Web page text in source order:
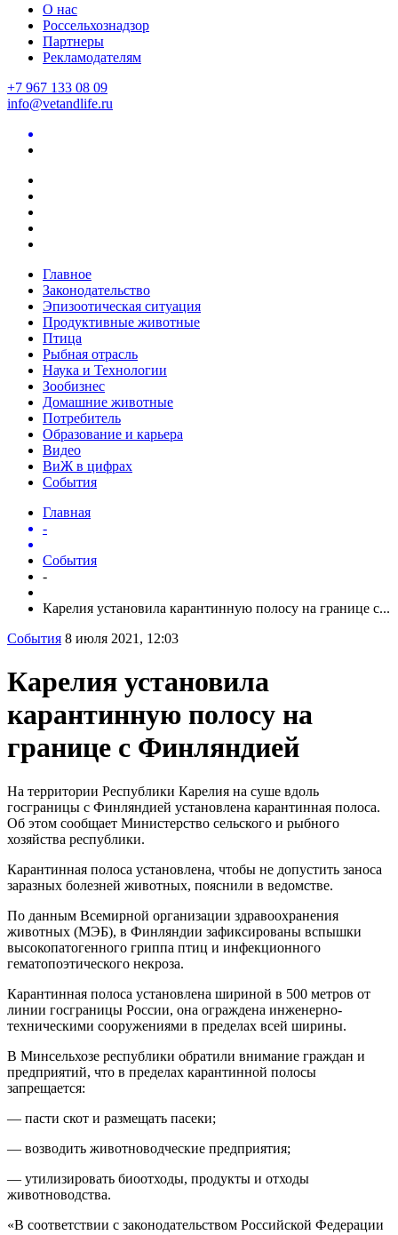
О нас
Россельхознадзор
Партнеры
Рекламодателям
+7 967 133 08 09
info@vetandlife.ru
Главное
Законодательство
Эпизоотическая ситуация
Продуктивные животные
Птица
Рыбная отрасль
Наука и Технологии
Зообизнес
Домашние животные
Потребитель
Образование и карьера
Видео
ВиЖ в цифрах
События
Главная
-
События
-
Карелия установила карантинную полосу на границе с...
События 8 июля 2021, 12:03
Карелия установила
карантинную полосу на
границе с Финляндией
На территории Республики Карелия на суше вдоль
госграницы с Финляндией установлена карантинная полоса.
Об этом сообщает Министерство сельского и рыбного
хозяйства республики.
Карантинная полоса установлена, чтобы не допустить заноса
заразных болезней животных, пояснили в ведомстве.
По данным Всемирной организации здравоохранения
животных (МЭБ), в Финляндии зафиксированы вспышки
высокопатогенного гриппа птиц и инфекционного
гематопоэтического некроза.
Карантинная полоса установлена шириной в 500 метров от
линии госграницы России, она ограждена инженерно-
техническими сооружениями в пределах всей ширины.
В Минсельхозе республики обратили внимание граждан и
предприятий, что в пределах карантинной полосы
запрещается:
— пасти скот и размещать пасеки;
— возводить животноводческие предприятия;
— утилизировать биоотходы, продукты и отходы
животноводства.
«В соответствии с законодательством Российской Федерации